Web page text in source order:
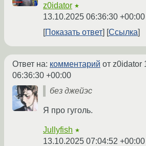
z0idator ★
13.10.2025 06:36:30 +00:00
Показать ответ
Ссылка
Ответ на: комментарий от z0idator
06:36:30 +00:00
без джейэс
Я про гуголь.
Jullyfish ★
13.10.2025 07:04:52 +00:00